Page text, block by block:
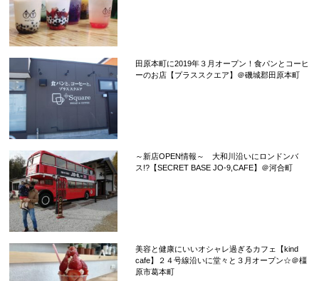
田原本町に2019年３月オープン！食パンとコーヒ
ーのお店【プラススクエア】＠磯城郡田原本町
～新店OPEN情報～ 大和川沿いにロンドンバ
ス!?【SECRET BASE JO-9,CAFE】＠河合町
美容と健康にいいオシャレ過ぎるカフェ【kind
cafe】２４号線沿いに堂々と３月オープン☆＠橿
原市葛本町